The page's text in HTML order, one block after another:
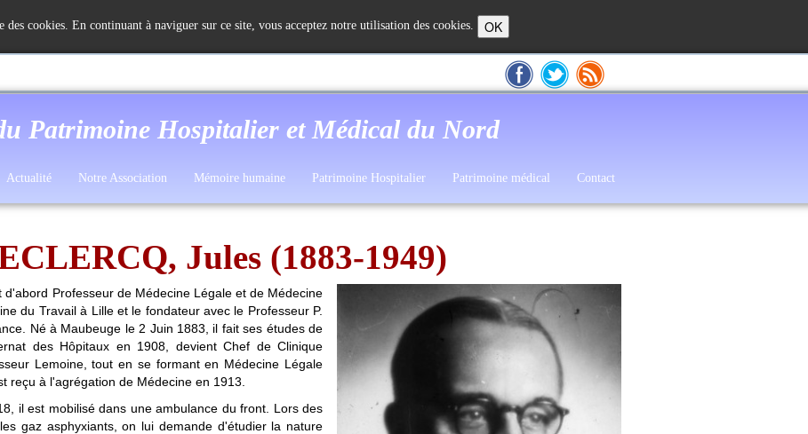
des cookies. En continuant à naviguer sur ce site, vous acceptez notre utilisation des cookies. OK
Patrimoine Hospitalier et Médical du Nord
Actualité Notre Association Mémoire humaine Patrimoine Hospitalier Patrimoine médical Contact
Jules (1883-1949)
Professeur de Médecine Légale et de Médecine
du Travail à Lille et le fondateur avec le Professeur P.
Né à Maubeuge le 2 Juin 1883, il fait ses études de
des Hôpitaux en 1908, devient Chef de Clinique
Lemoine, tout en se formant en Médecine Légale
reçu à l'agrégation de Médecine en 1913.
il est mobilisé dans une ambulance du front. Lors des
gaz asphyxiants, on lui demande d'étudier la nature